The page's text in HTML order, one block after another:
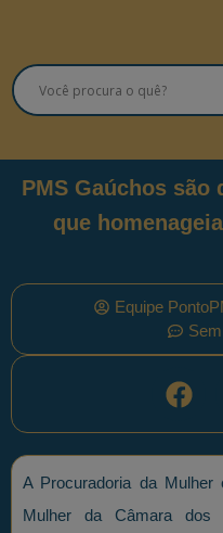
PMS Gaúchos são
que
Equipe
A Procuradoria da Mulher
Mulher da Câmara dos